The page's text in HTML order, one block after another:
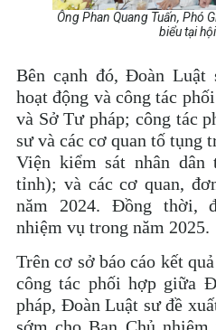
Ông Phan Quang Tuấn, Phó
biểu tại
Bên cạnh đó, Đoàn Luật
hoạt động và công tác
và Sở Tư pháp; công tác
sư và các cơ quan tố tụng
Viện kiểm sát nhân dân
tỉnh); và các cơ quan,
năm 2024. Đồng thời,
nhiệm vụ trong năm 2025.
Trên cơ sở báo cáo kết
công tác phối hợp giữa
pháp, Đoàn Luật sư đề